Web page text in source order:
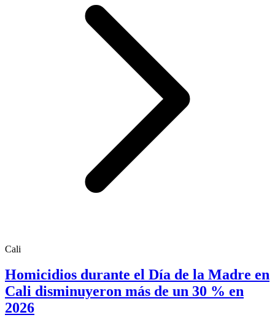
Cali
Homicidios durante el Día de la Madre en
Cali disminuyeron más de un 30 % en
2026